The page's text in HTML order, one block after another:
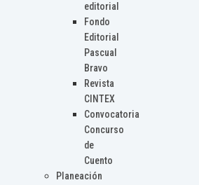
editorial
Fondo
Editorial
Pascual
Bravo
Revista
CINTEX
Convocatoria
Concurso
de
Cuento
Planeación